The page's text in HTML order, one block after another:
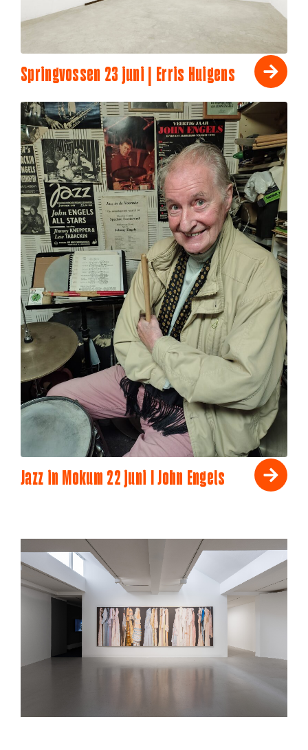
Springvossen 23 juni | Erris Huigens
Jazz in Mokum 22 juni I John Engels